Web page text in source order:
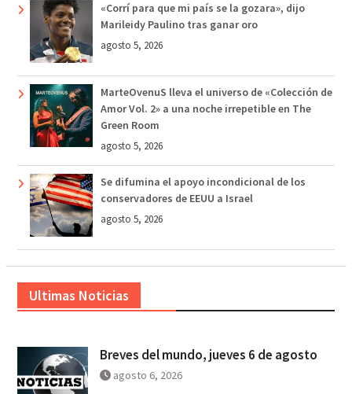
«Corrí para que mi país se la gozara», dijo
Marileidy Paulino tras ganar oro
agosto 5, 2026
MarteOvenuS lleva el universo de «Colección de
Amor Vol. 2» a una noche irrepetible en The
Green Room
agosto 5, 2026
Se difumina el apoyo incondicional de los
conservadores de EEUU a Israel
agosto 5, 2026
Ultimas Noticias
Breves del mundo, jueves 6 de agosto
agosto 6, 2026